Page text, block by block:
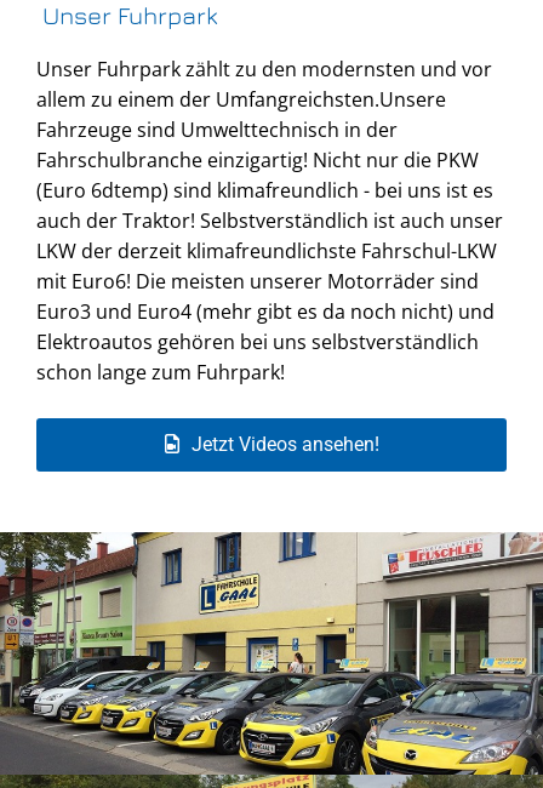
Unser Fuhrpark
Unser Fuhrpark zählt zu den modernsten und vor
allem zu einem der Umfangreichsten.Unsere
Fahrzeuge sind Umwelttechnisch in der
Fahrschulbranche einzigartig! Nicht nur die PKW
(Euro 6dtemp) sind klimafreundlich - bei uns ist es
auch der Traktor! Selbstverständlich ist auch unser
LKW der derzeit klimafreundlichste Fahrschul-LKW
mit Euro6! Die meisten unserer Motorräder sind
Euro3 und Euro4 (mehr gibt es da noch nicht) und
Elektroautos gehören bei uns selbstverständlich
schon lange zum Fuhrpark!
Jetzt Videos ansehen!